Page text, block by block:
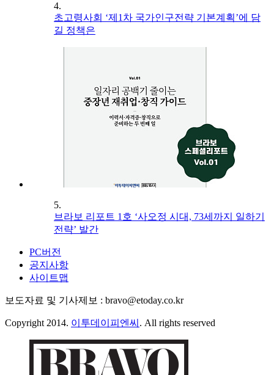
4.
초고령사회 ‘제1차 국가인구전략 기본계획’에 담
길 정책은
5.
브라보 리포트 1호 ‘사오정 시대, 73세까지 일하기
전략’ 발간
PC버전
공지사항
사이트맵
보도자료 및 기사제보 : bravo@etoday.co.kr
Copyright 2014. 이투데이피엔씨 . All rights reserved